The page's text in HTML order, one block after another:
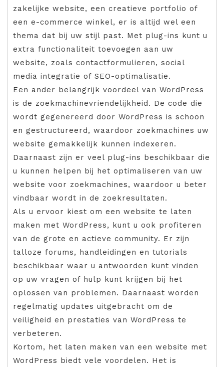
zakelijke website, een creatieve portfolio of
een e-commerce winkel, er is altijd wel een
thema dat bij uw stijl past. Met plug-ins kunt u
extra functionaliteit toevoegen aan uw
website, zoals contactformulieren, social
media integratie of SEO-optimalisatie.
Een ander belangrijk voordeel van WordPress
is de zoekmachinevriendelijkheid. De code die
wordt gegenereerd door WordPress is schoon
en gestructureerd, waardoor zoekmachines uw
website gemakkelijk kunnen indexeren.
Daarnaast zijn er veel plug-ins beschikbaar die
u kunnen helpen bij het optimaliseren van uw
website voor zoekmachines, waardoor u beter
vindbaar wordt in de zoekresultaten.
Als u ervoor kiest om een website te laten
maken met WordPress, kunt u ook profiteren
van de grote en actieve community. Er zijn
talloze forums, handleidingen en tutorials
beschikbaar waar u antwoorden kunt vinden
op uw vragen of hulp kunt krijgen bij het
oplossen van problemen. Daarnaast worden
regelmatig updates uitgebracht om de
veiligheid en prestaties van WordPress te
verbeteren.
Kortom, het laten maken van een website met
WordPress biedt vele voordelen. Het is